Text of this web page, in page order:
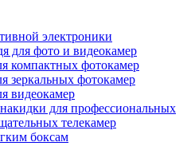
электроники
для фото и видеокамер
компактных фотокамер
зеркальных фотокамер
видеокамер
для профессиональных
телекамер
боксам